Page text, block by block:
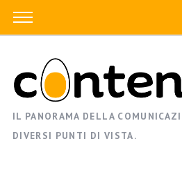
IL PANORAMA DELLA
DIVERSI PUNTI DI VISTA.